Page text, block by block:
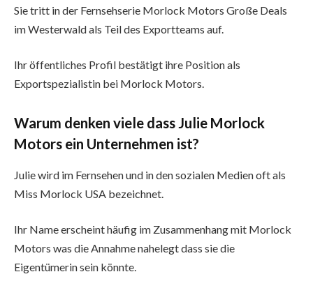
Sie tritt in der Fernsehserie Morlock Motors Große Deals
im Westerwald als Teil des Exportteams auf.
Ihr öffentliches Profil bestätigt ihre Position als
Exportspezialistin bei Morlock Motors.
Warum denken viele dass Julie Morlock
Motors ein Unternehmen ist?
Julie wird im Fernsehen und in den sozialen Medien oft als
Miss Morlock USA bezeichnet.
Ihr Name erscheint häufig im Zusammenhang mit Morlock
Motors was die Annahme nahelegt dass sie die
Eigentümerin sein könnte.